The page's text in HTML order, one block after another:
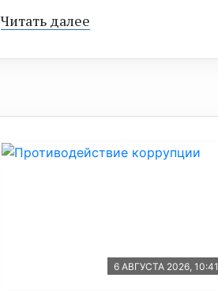
Читать далее
6 АВГУСТА 2026, 10:41